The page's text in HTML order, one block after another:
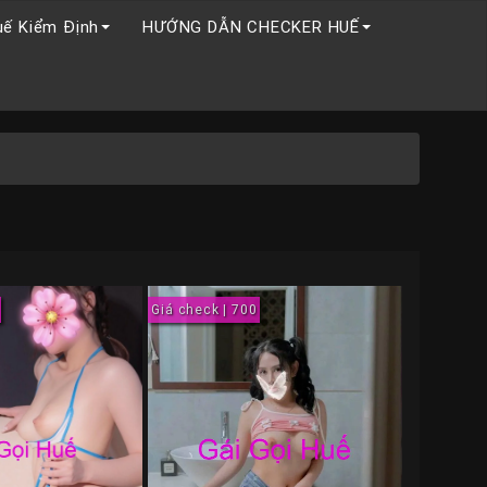
Kiểm Định HƯỚNG DẪN CHECKER HUẾ
Giá check | 700